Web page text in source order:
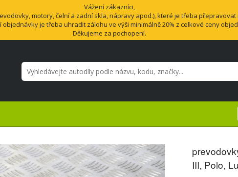
Vážení zákazníci,
motory, čelní a zadní skla, nápravy apod.), které je třeba
objednávky je třeba uhradit zálohu ve výši minimálně 20% z celkové ceny
Děkujeme za pochopení.
III, Polo,